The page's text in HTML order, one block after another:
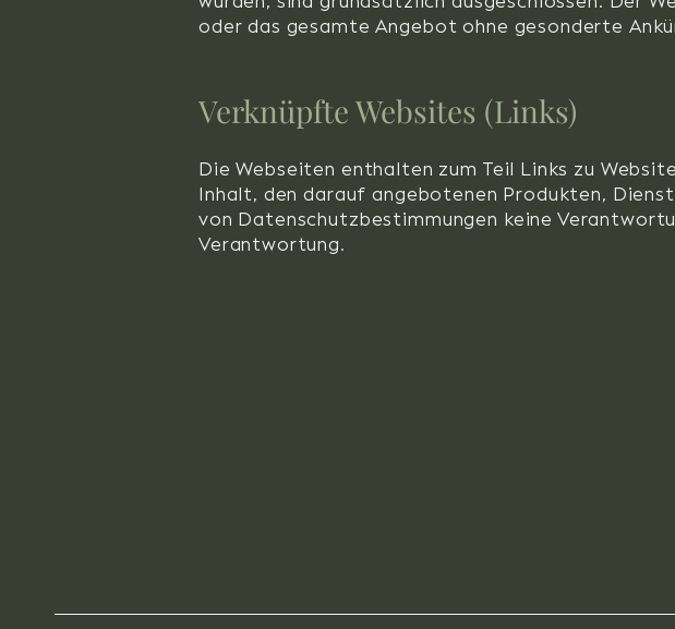
oder das gesamte Angebot ohne gesonderte
Verknüpfte Websites (Links)
Die Webseiten enthalten zum Teil Links zu
Inhalt, den darauf angebotenen Produkten,
von Datenschutzbestimmungen keine
Verantwortung.